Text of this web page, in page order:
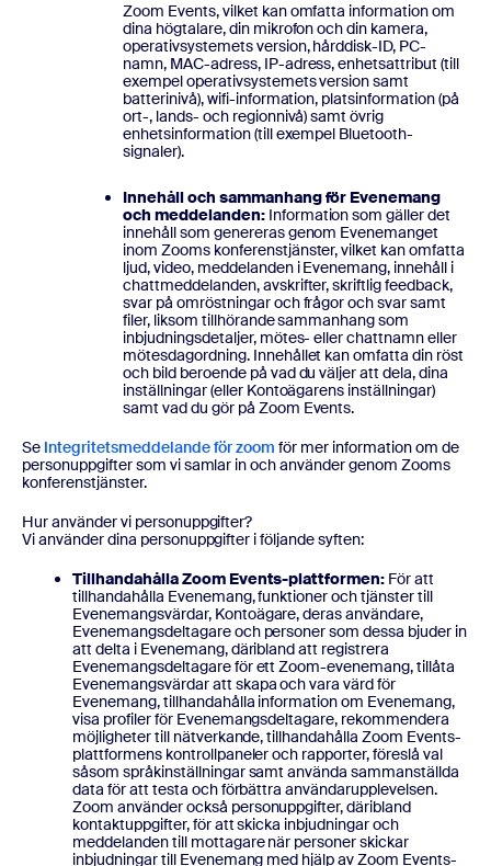
Zoom Events, vilket kan omfatta information om
dina högtalare, din mikrofon och din kamera,
operativsystemets version, hårddisk-ID, PC-
namn, MAC-adress, IP-adress, enhetsattribut (till
exempel operativsystemets version samt
batterinivå), wifi-information, platsinformation (på
ort-, lands- och regionnivå) samt övrig
enhetsinformation (till exempel Bluetooth-
signaler).
Innehåll och sammanhang för Evenemang
och meddelanden:Information som gäller det
innehåll som genereras genom Evenemanget
inom Zooms konferenstjänster, vilket kan omfatta
ljud, video, meddelanden i Evenemang, innehåll i
chattmeddelanden, avskrifter, skriftlig feedback,
svar på omröstningar och frågor och svar samt
filer, liksom tillhörande sammanhang som
inbjudningsdetaljer, mötes- eller chattnamn eller
mötesdagordning. Innehållet kan omfatta din röst
och bild beroende på vad du väljer att dela, dina
inställningar (eller Kontoägarens inställningar)
samt vad du gör på Zoom Events.
Se Integritetsmeddelande för zoom för mer information om de
personuppgifter som vi samlar in och använder genom Zooms
konferenstjänster.
Hur använder vi personuppgifter?
Vi använder dina personuppgifter i följande syften:
Tillhandahålla Zoom Events-plattformen: För att
tillhandahålla Evenemang, funktioner och tjänster till
Evenemangsvärdar, Kontoägare, deras användare,
Evenemangsdeltagare och personer som dessa bjuder in
att delta i Evenemang, däribland att registrera
Evenemangsdeltagare för ett Zoom-evenemang, tillåta
Evenemangsvärdar att skapa och vara värd för
Evenemang, tillhandahålla information om Evenemang,
visa profiler för Evenemangsdeltagare, rekommendera
möjligheter till nätverkande, tillhandahålla Zoom Events-
plattformens kontrollpaneler och rapporter, föreslå val
såsom språkinställningar samt använda sammanställda
data för att testa och förbättra användarupplevelsen.
Zoom använder också personuppgifter, däribland
kontaktuppgifter, för att skicka inbjudningar och
meddelanden till mottagare när personer skickar
inbjudningar till Evenemang med hjälp av Zoom Events-